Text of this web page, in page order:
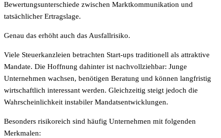
Bewertungsunterschiede zwischen Marktkommunikation und
tatsächlicher Ertragslage.
Genau das erhöht auch das Ausfallrisiko.
Viele Steuerkanzleien betrachten Start-ups traditionell als attraktive
Mandate. Die Hoffnung dahinter ist nachvollziehbar: Junge
Unternehmen wachsen, benötigen Beratung und können langfristig
wirtschaftlich interessant werden. Gleichzeitig steigt jedoch die
Wahrscheinlichkeit instabiler Mandatsentwicklungen.
Besonders risikoreich sind häufig Unternehmen mit folgenden
Merkmalen: